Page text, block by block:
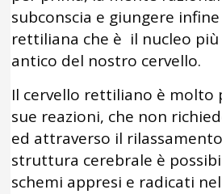
subconscia e giungere
rettiliana che è il nucleo
antico del nostro cervello.
Il cervello rettiliano è molto
sue reazioni, che non
ed attraverso il
struttura cerebrale è
schemi appresi e radicati